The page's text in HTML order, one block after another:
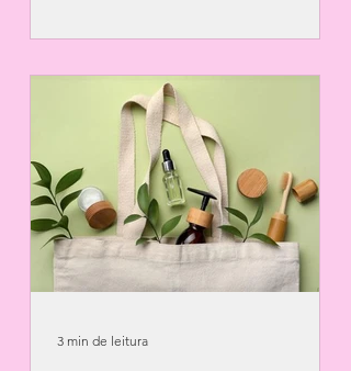
Revelados’’
Revelados foi lançado em 2015 e
possui dois Oscars, nas categorias
''Melhor...
3 min de leitura